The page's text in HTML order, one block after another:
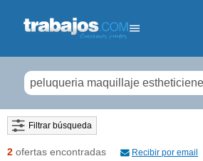
Filtrar búsqueda
2 ofertas encontradas Recibir por email